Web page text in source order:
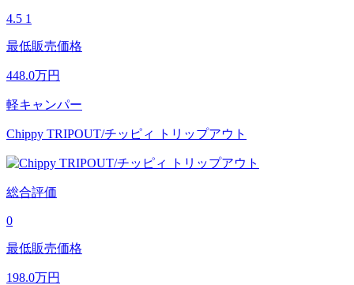
4.5 1
最低販売価格
448.0万円
軽キャンパー
Chippy TRIPOUT/チッピィ トリップアウト
総合評価
0
最低販売価格
198.0万円